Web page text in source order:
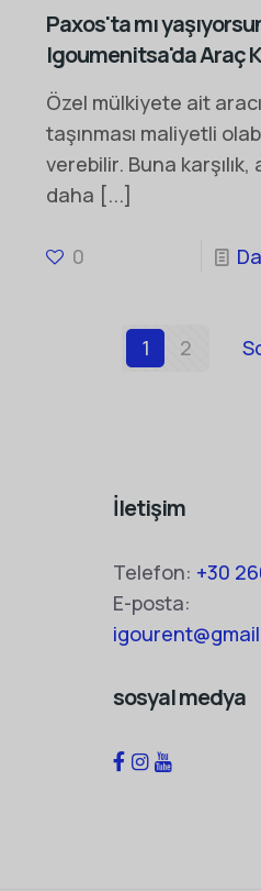
Paxos'ta mı
Igoumenitsa'da Araç
Özel mülkiyete ait
taşınması maliyetli
verebilir. Buna
daha [...]
0
1 2
İletişim
Telefon: +30
E-posta:
sosyal medya